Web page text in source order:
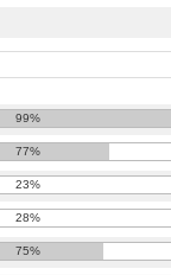
99%
77%
23%
28%
75%